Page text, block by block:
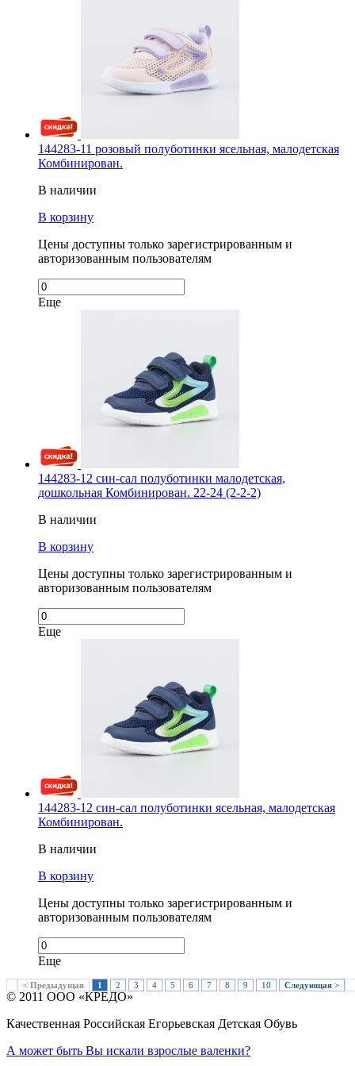
144283-11 розовый полуботинки ясельная, малодетская
Комбинирован.
В наличии
В корзину
Цены доступны только зарегистрированным и
авторизованным пользователям
Еще
144283-12 син-сал полуботинки малодетская,
дошкольная Комбинирован. 22-24 (2-2-2)
В наличии
В корзину
Цены доступны только зарегистрированным и
авторизованным пользователям
Еще
144283-12 син-сал полуботинки ясельная, малодетская
Комбинирован.
В наличии
В корзину
Цены доступны только зарегистрированным и
авторизованным пользователям
Еще
< Предыдущая 1 2 3 4 5 6 7 8 9 10 Следующая >
© 2011 ООО «КРЕДО»
Качественная Российская Егорьевская Детская Обувь
А может быть Вы искали взрослые валенки?